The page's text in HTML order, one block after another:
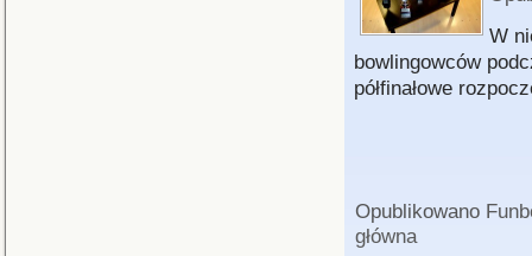
W
bowlingowców
półfinałowe
Opublikowano
główna